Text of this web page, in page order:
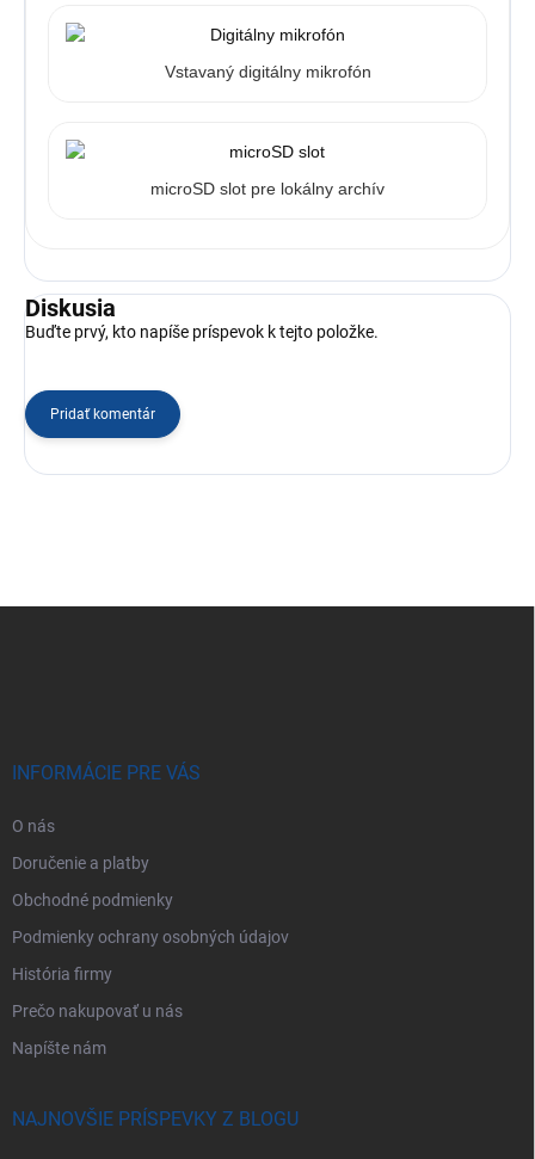
Vstavaný digitálny mikrofón
microSD slot pre lokálny archív
Diskusia
Buďte prvý, kto napíše príspevok k tejto položke.
Pridať komentár
INFORMÁCIE PRE VÁS
O nás
Doručenie a platby
Obchodné podmienky
Podmienky ochrany osobných údajov
História firmy
Prečo nakupovať u nás
Napíšte nám
NAJNOVŠIE PRÍSPEVKY Z BLOGU